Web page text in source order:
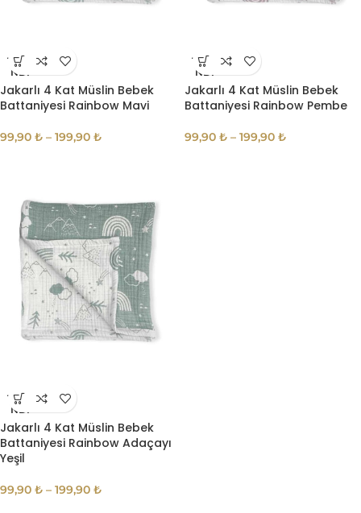
TÜKE
NDI
Jakarlı 4 Kat Müslin Bebek
Battaniyesi Rainbow Mavi
99,90 ₺ – 199,90 ₺
TÜKE
NDI
Jakarlı 4 Kat Müslin Bebek
Battaniyesi Rainbow Pembe
99,90 ₺ – 199,90 ₺
TÜKE
NDI
Jakarlı 4 Kat Müslin Bebek
Battaniyesi Rainbow Adaçayı
Yeşil
99,90 ₺ – 199,90 ₺